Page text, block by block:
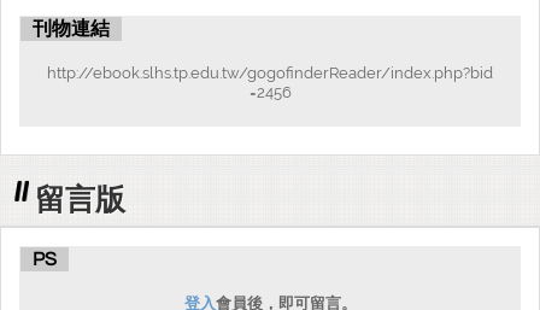
刊物連結
http://ebook.slhs.tp.edu.tw/gogofinderReader/index.php?bid
=2456
留言版
PS
登入會員後，即可留言。